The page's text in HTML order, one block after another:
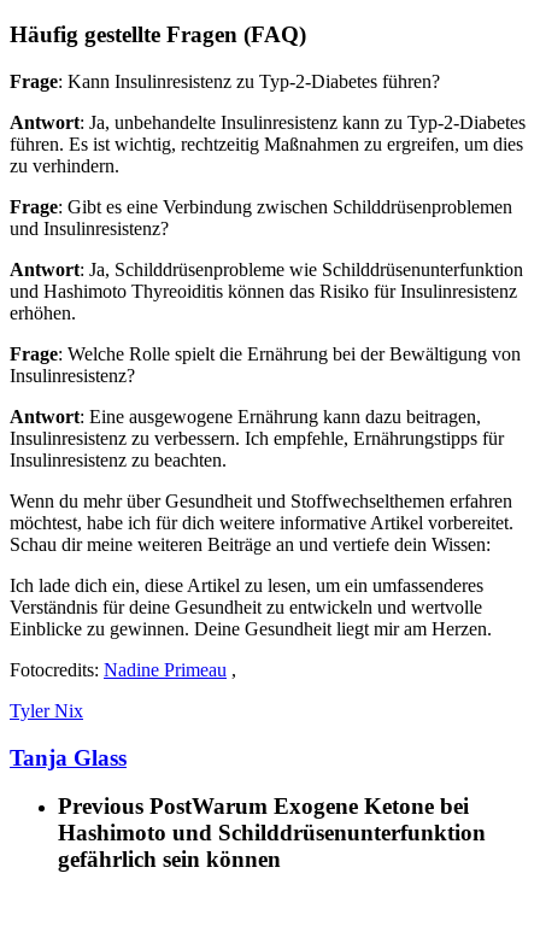
Häufig gestellte Fragen (FAQ)
Frage: Kann Insulinresistenz zu Typ-2-Diabetes führen?
Antwort: Ja, unbehandelte Insulinresistenz kann zu Typ-2-Diabetes
führen. Es ist wichtig, rechtzeitig Maßnahmen zu ergreifen, um dies
zu verhindern.
Frage: Gibt es eine Verbindung zwischen Schilddrüsenproblemen
und Insulinresistenz?
Antwort: Ja, Schilddrüsenprobleme wie Schilddrüsenunterfunktion
und Hashimoto Thyreoiditis können das Risiko für Insulinresistenz
erhöhen.
Frage: Welche Rolle spielt die Ernährung bei der Bewältigung von
Insulinresistenz?
Antwort: Eine ausgewogene Ernährung kann dazu beitragen,
Insulinresistenz zu verbessern. Ich empfehle, Ernährungstipps für
Insulinresistenz zu beachten.
Wenn du mehr über Gesundheit und Stoffwechselthemen erfahren
möchtest, habe ich für dich weitere informative Artikel vorbereitet.
Schau dir meine weiteren Beiträge an und vertiefe dein Wissen:
Ich lade dich ein, diese Artikel zu lesen, um ein umfassenderes
Verständnis für deine Gesundheit zu entwickeln und wertvolle
Einblicke zu gewinnen. Deine Gesundheit liegt mir am Herzen.
Fotocredits: Nadine Primeau ,
Tyler Nix
Tanja Glass
Previous PostWarum Exogene Ketone bei
Hashimoto und Schilddrüsenunterfunktion
gefährlich sein können